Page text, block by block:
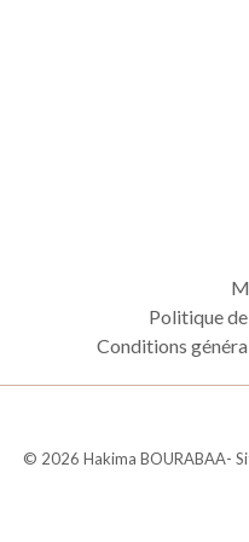
Politique
Conditions
© 2026 Hakima BOURABAA-